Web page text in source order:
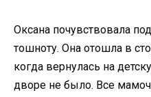
Оксана почувствовала
тошноту. Она отошла в
когда вернулась на
дворе не было. Все